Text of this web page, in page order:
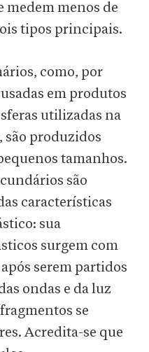
medem menos de
tipos principais.
como, por
em produtos
utilizadas na
são produzidos
tamanhos.
são
características
sua
surgem com
serem partidos
ondas e da luz
se
Acredita-se que